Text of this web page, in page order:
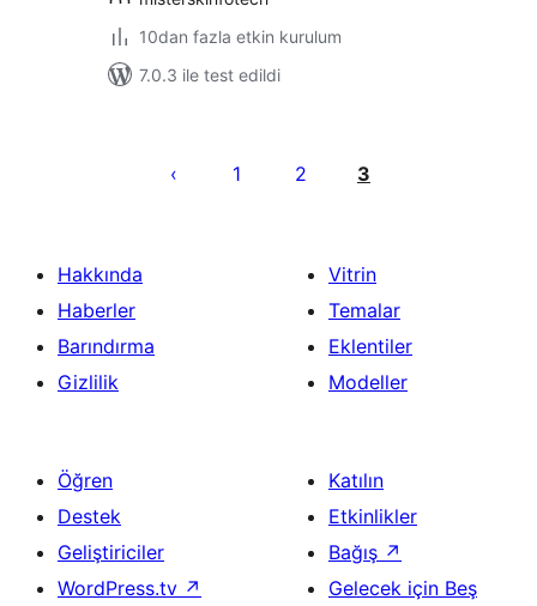
10dan fazla etkin kurulum
7.0.3 ile test edildi
sayfalaması
1 2 3
Hakkında
Haberler
Barındırma
Gizlilik
Vitrin
Temalar
Eklentiler
Modeller
Öğren
Destek
Geliştiriciler
WordPress.tv ↗
Katılın
Etkinlikler
Bağış ↗
Gelecek için Beş